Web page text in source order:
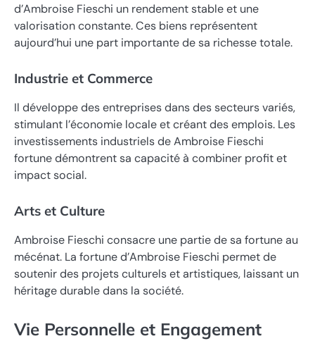
d’Ambroise Fieschi un rendement stable et une
valorisation constante. Ces biens représentent
aujourd’hui une part importante de sa richesse totale.
Industrie et Commerce
Il développe des entreprises dans des secteurs variés,
stimulant l’économie locale et créant des emplois. Les
investissements industriels de Ambroise Fieschi
fortune démontrent sa capacité à combiner profit et
impact social.
Arts et Culture
Ambroise Fieschi consacre une partie de sa fortune au
mécénat. La fortune d’Ambroise Fieschi permet de
soutenir des projets culturels et artistiques, laissant un
héritage durable dans la société.
Vie Personnelle et Engagement